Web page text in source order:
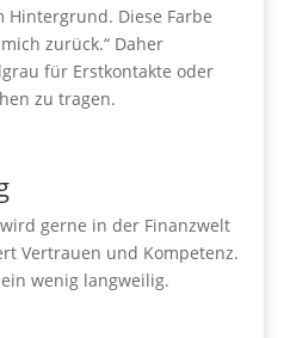
Diese Farbe
zurück.“ Daher
für Erstkontakte oder
zu tragen.
gerne in der Finanzwelt
Vertrauen und Kompetenz.
wenig langweilig.